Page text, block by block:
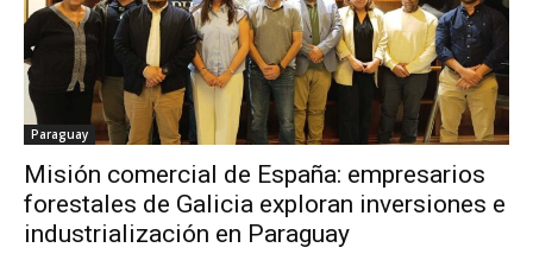
Paraguay
Misión comercial de España: empresarios
forestales de Galicia exploran inversiones e
industrialización en Paraguay